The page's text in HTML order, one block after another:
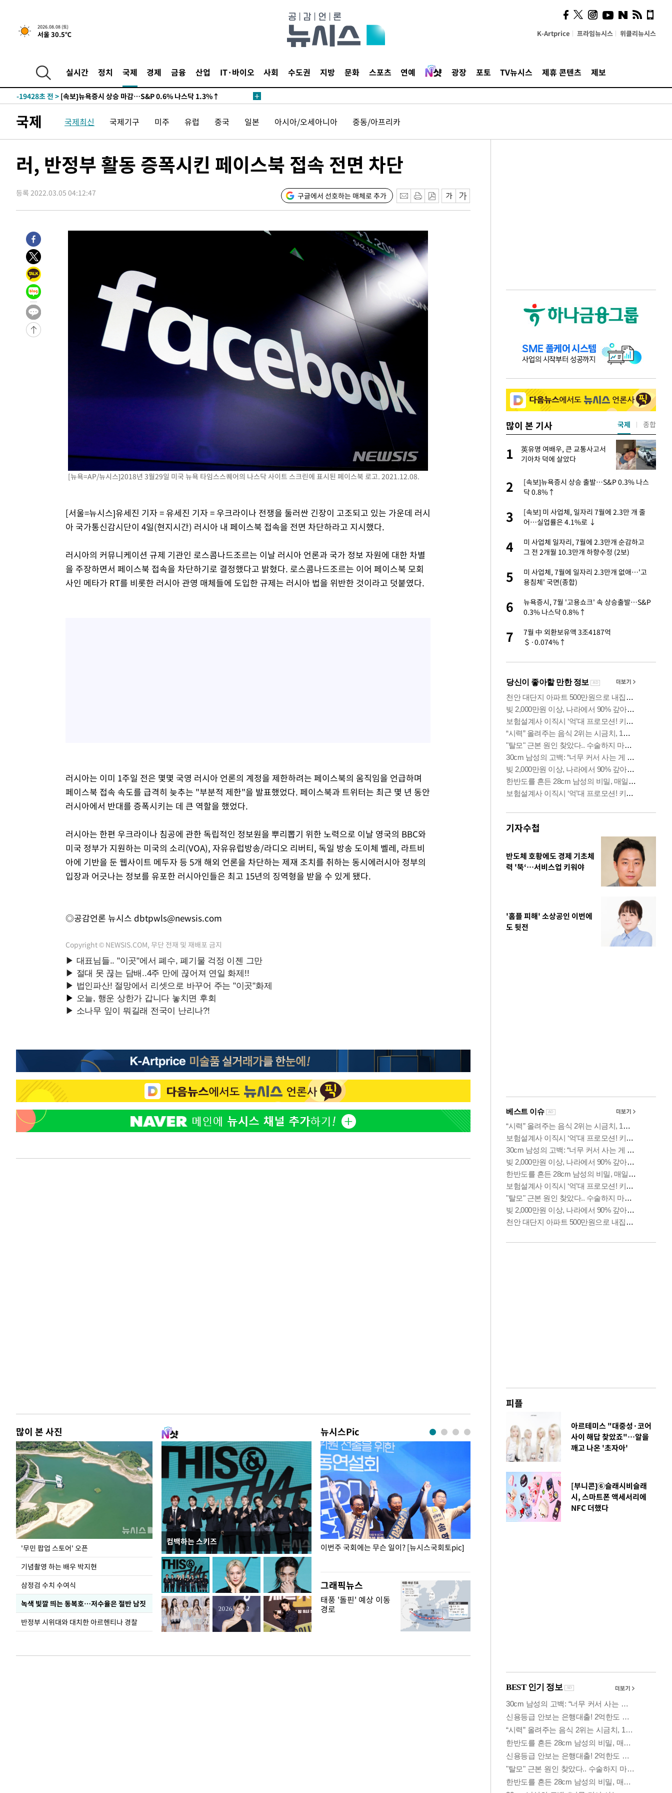
2026.08.08 (토)
서울 30.5℃ K-Artprice 프라임뉴시스 위클리뉴시스
실시간 정치 국제 경제 금융 산업 IT·바이오 사회 수도권 지방 문화 스포츠 연예 광장 포토 TV뉴시스 제휴 콘텐츠 제보
-19428초 전 >
[속보]뉴욕증시 상승 마감…S&P 0.6% 나스닥 1.3%↑
-26302초 전 >
-19428초 전 > [속보]뉴욕증시 상승 마감…S&P 0.6% 나스닥 1.3%↑
-19428초 전 >
[속보]뉴욕증시 상승 마감…S&P 0.6% 나스닥 1.3%↑
국제 국제최신 국제기구 미주 유럽 중국 일본 아시아/오세아니아 중동/아프리카
러, 반정부 활동 증폭시킨 페이스북 접속 전면 차단
등록 2022.03.05 04:12:47 구글에서 선호하는 매체로 추가
[뉴욕=AP/뉴시스]2018년 3월29일 미국 뉴욕 타임스스퀘어의 나스닥 사이트 스크린에 표시된 페이스북 로고. 2021.12.08.
[서울=뉴시스]유세진 기자 = 유세진 기자 = 우크라이나 전쟁을 둘러싼 긴장이 고조되고 있는 가운데 러시
아 국가통신감시단이 4일(현지시간) 러시아 내 페이스북 접속을 전면 차단하라고 지시했다.
러시아의 커뮤니케이션 규제 기관인 로스콤나드조르는 이날 러시아 언론과 국가 정보 자원에 대한 차별
을 주장하면서 페이스북 접속을 차단하기로 결정했다고 밝혔다. 로스콤나드조르는 이어 페이스북 모회
사인 메타가 RT를 비롯한 러시아 관영 매체들에 도입한 규제는 러시아 법을 위반한 것이라고 덧붙였다.
러시아는 이미 1주일 전은 몇몇 국영 러시아 언론의 계정을 제한하려는 페이스북의 움직임을 언급하며
페이스북 접속 속도를 급격히 늦추는 "부분적 제한"을 발표했었다. 페이스북과 트위터는 최근 몇 년 동안
러시아에서 반대를 증폭시키는 데 큰 역할을 했었다.
러시아는 한편 우크라이나 침공에 관한 독립적인 정보원을 뿌리뽑기 위한 노력으로 이날 영국의 BBC와
미국 정부가 지원하는 미국의 소리(VOA), 자유유럽방송/라디오 리버티, 독일 방송 도이체 벨레, 라트비
아에 기반을 둔 웹사이트 메두자 등 5개 해외 언론을 차단하는 제재 조치를 취하는 동시에러시아 정부의
입장과 어긋나는 정보를 유포한 러시아인들은 최고 15년의 징역형을 받을 수 있게 됐다.
◎공감언론 뉴시스 dbtpwls@newsis.com
Copyright © NEWSIS.COM, 무단 전재 및 재배포 금지
많이 본 사진
'무민 팝업 스토어' 오픈
기념촬영 하는 배우 박지현
삼정검 수치 수여식
녹색 빛깔 띄는 동복호…저수율은 절반 남짓
반정부 시위대와 대치한 아르헨티나 경찰
컴백하는 스키즈
뉴시스Pic
이 대통령, 국가폭력 피해자에 위로·사과…"국가
가 책임지고 치유"
이번주 국회에는 무슨 일이? [뉴시스국회토pic]
그래픽뉴스
태풍 '돌핀' 예상 이동
경로
많이 본 기사
1
백혈병 재발 최성원 "치료가
날 죽이는 것 같았다" 눈물
'서준맘' 박세미, 연하 남자친구와 열애 "결혼
3
[단독]인천 부평구 아파트서 10대가 40대 친
모 살해
낳아 미안했다"
5
이 대통령, 6시간 부동산 회의서 공급 논
의…"기존 사고 방식에 매달리지 말고 과감
1
英유명 여배우, 큰 교통사고서
기아차 덕에 살았다
2
[속보]뉴욕증시 상승 출발…S&P 0.3% 나스
닥 0.8%↑
3
[속보] 미 사업체, 일자리 7월에 2.3만 개 줄
어…실업률은 4.1%로 ↓
4
미 사업체 일자리, 7월에 2.3만개 순감하고
그 전 2개월 10.3만개 하향수정 (2보)
5
미 사업체, 7월에 일자리 2.3만개 없애…'고
용침체' 국면(종합)
6
뉴욕증시, 7월 '고용쇼크' 속 상승출발…S&P
0.3% 나스닥 0.8%↑
7
7월 中 외환보유액 3조4187억
＄·0.074%↑
국제 종합
기자수첩
반도체 호황에도 경제 기초체
력 '뚝‘…서비스업 키워야
'홈플 피해' 소상공인 이번에
도 뒷전
피플
아르테미스 "대중성·코어
사이 해답 찾았죠"…알을
깨고 나온 '초자아'
[부니콘]⑥슬래시비슬래
시, 스마트폰 액세서리에
NFC 더했다